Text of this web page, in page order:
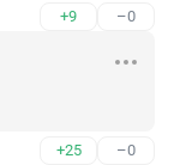
+9 –0
+25 –0